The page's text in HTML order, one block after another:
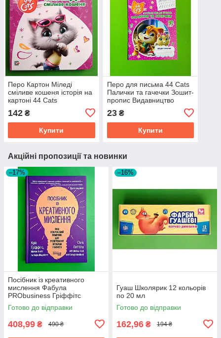
Перо Картон Міледі
сміливе кошеня історія на
картоні 44 Cats
142 ₴
Купити
Перо для письма 44 Cats
Палички та гачечки Зошит-
пропис Видавництво
23₴
Купити
Акційні пропозиції та новинки
–17%
Посібник із креативного
мислення Фабула
PRObusiness Гріффітс
фіолетова
Готово до відправки
408,99 ₴ 490 ₴
–16%
Гуаш Школярик 12 кольорів
по 20 мл
Готово до відправки
162,96 ₴ 194 ₴